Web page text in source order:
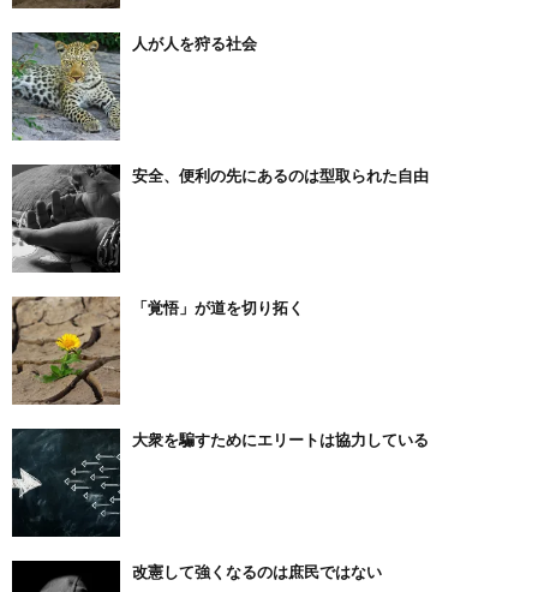
人が人を狩る社会
安全、便利の先にあるのは型取られた自由
「覚悟」が道を切り拓く
大衆を騙すためにエリートは協力している
改憲して強くなるのは庶民ではない